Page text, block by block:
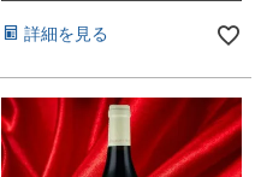
詳細を見る